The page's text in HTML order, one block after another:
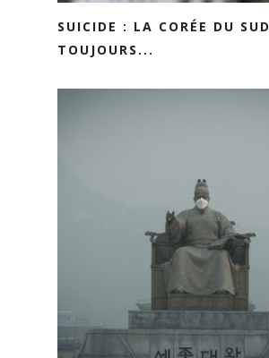
SUICIDE : LA CORÉE DU SUD
TOUJOURS...